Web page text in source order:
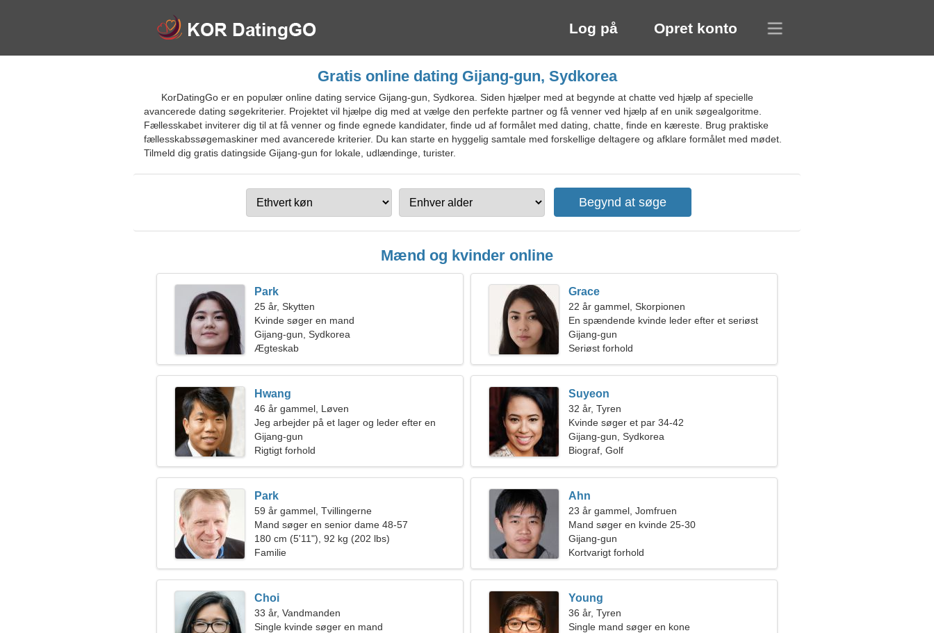
Log på Opret konto
Gratis online dating Gijang-gun, Sydkorea
KorDatingGo er en populær online dating service Gijang-gun, Sydkorea. Siden hjælper med at begynde at chatte ved hjælp af specielle
avancerede dating søgekriterier. Projektet vil hjælpe dig med at vælge den perfekte partner og få venner ved hjælp af en unik søgealgoritme.
Fællesskabet inviterer dig til at få venner og finde egnede kandidater, finde ud af formålet med dating, chatte, finde en kæreste. Brug praktiske
fællesskabssøgemaskiner med avancerede kriterier. Du kan starte en hyggelig samtale med forskellige deltagere og afklare formålet med mødet.
Tilmeld dig gratis datingside Gijang-gun for lokale, udlændinge, turister.
Mænd og kvinder online
Park
25 år, Skytten
Kvinde søger en mand
Gijang-gun, Sydkorea
Ægteskab
Grace
22 år gammel, Skorpionen
En spændende kvinde leder efter et seriøst
forhold
Gijang-gun
Seriøst forhold
Hwang
46 år gammel, Løven
Jeg arbejder på et lager og leder efter en
elegant kvinde
Gijang-gun
Rigtigt forhold
Suyeon
32 år, Tyren
Kvinde søger et par 34-42
Gijang-gun, Sydkorea
Biograf, Golf
Park
59 år gammel, Tvillingerne
Mand søger en senior dame 48-57
180 cm (5'11"), 92 kg (202 lbs)
Familie
Ahn
23 år gammel, Jomfruen
Mand søger en kvinde 25-30
Gijang-gun
Kortvarigt forhold
Choi
33 år, Vandmanden
Single kvinde søger en mand
Young
36 år, Tyren
Single mand søger en kone